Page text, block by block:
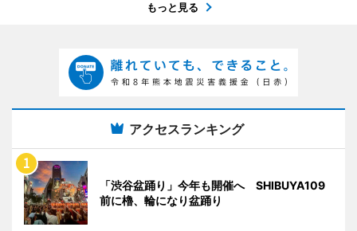
もっと見る
アクセスランキング
「渋谷盆踊り」今年も開催へ SHIBUYA109
前に櫓、輪になり盆踊り